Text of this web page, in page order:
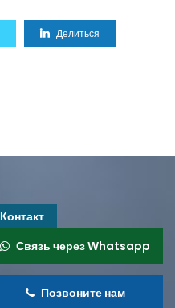
Делиться
Контакт
Связь через Whatsapp
Позвоните нам